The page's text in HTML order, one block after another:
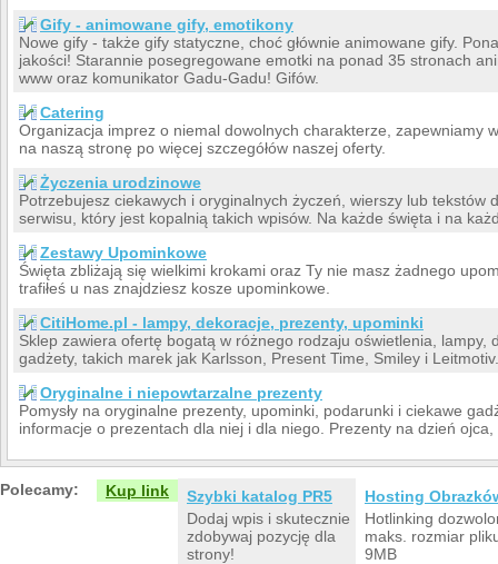
Gify - animowane gify, emotikony
Nowe gify - także gify statyczne, choć głównie animowane gify.
jakości! Starannie posegregowane emotki na ponad 35 stronach
www oraz komunikator Gadu-Gadu! Gifów.
Catering
Organizacja imprez o niemal dowolnych charakterze, zapewniamy
na naszą stronę po więcej szczegółów naszej oferty.
Życzenia urodzinowe
Potrzebujesz ciekawych i oryginalnych życzeń, wierszy lub tekstów
serwisu, który jest kopalnią takich wpisów. Na każde święta i na
Zestawy Upominkowe
Święta zbliżają się wielkimi krokami oraz Ty nie masz żadnego
trafiłeś u nas znajdziesz kosze upominkowe.
CitiHome.pl - lampy, dekoracje, prezenty, upominki
Sklep zawiera ofertę bogatą w różnego rodzaju oświetlenia, lampy,
gadżety, takich marek jak Karlsson, Present Time, Smiley i
Oryginalne i niepowtarzalne prezenty
Pomysły na oryginalne prezenty, upominki, podarunki i ciekawe
informacje o prezentach dla niej i dla niego. Prezenty na dzień
Polecamy: Kup link
Szybki katalog PR5
Dodaj wpis i skutecznie
zdobywaj pozycję dla
strony!
Hosting
Hotlinking
maks. rozmiar
9MB